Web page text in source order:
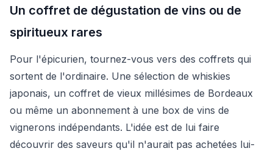
Un coffret de dégustation de vins ou de
spiritueux rares
Pour l'épicurien, tournez-vous vers des coffrets qui
sortent de l'ordinaire. Une sélection de whiskies
japonais, un coffret de vieux millésimes de Bordeaux
ou même un abonnement à une box de vins de
vignerons indépendants. L'idée est de lui faire
découvrir des saveurs qu'il n'aurait pas achetées lui-